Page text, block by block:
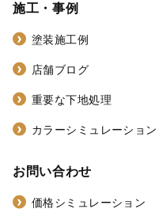
施工・事例
塗装施工例
店舗ブログ
重要な下地処理
カラーシミュレーション
お問い合わせ
価格シミュレーション